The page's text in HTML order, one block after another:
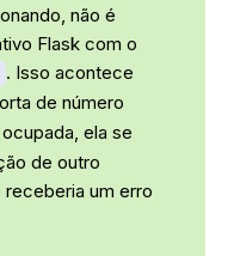
não é
Flask com o
. Isso acontece
de número
ela se
de outro
um erro